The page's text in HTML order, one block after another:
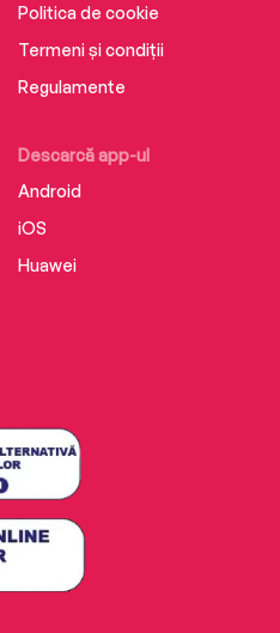
Descarcă app-ul
Android
iOS
Huawei
Politica de cookie
Termeni și condiții
Regulamente